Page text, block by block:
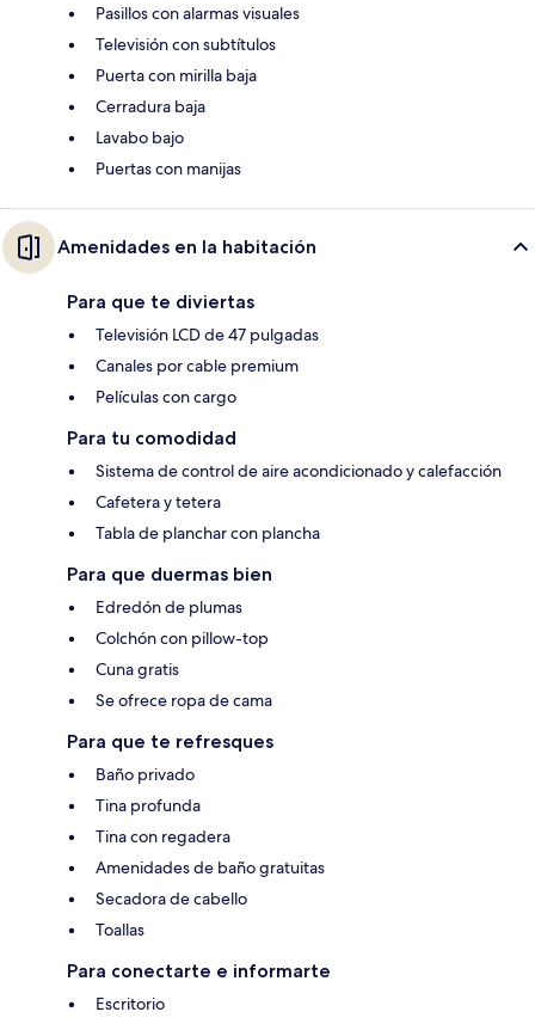
Pasillos con alarmas visuales
Televisión con subtítulos
Puerta con mirilla baja
Cerradura baja
Lavabo bajo
Puertas con manijas
Amenidades en la habitación
Para que te diviertas
Televisión LCD de 47 pulgadas
Canales por cable premium
Películas con cargo
Para tu comodidad
Sistema de control de aire acondicionado y calefacción
Cafetera y tetera
Tabla de planchar con plancha
Para que duermas bien
Edredón de plumas
Colchón con pillow-top
Cuna gratis
Se ofrece ropa de cama
Para que te refresques
Baño privado
Tina profunda
Tina con regadera
Amenidades de baño gratuitas
Secadora de cabello
Toallas
Para conectarte e informarte
Escritorio